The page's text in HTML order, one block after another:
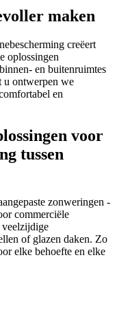
maken
creëert
oplossingen
en buitenruimtes
u ontwerpen we
en
voor
tussen
zonweringen -
commerciële
veelzijdige
of glazen daken. Zo
elke behoefte en elke